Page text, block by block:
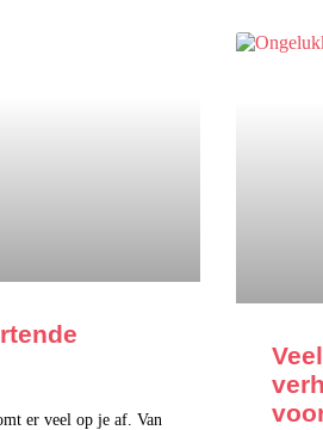
er veel op je af. Van